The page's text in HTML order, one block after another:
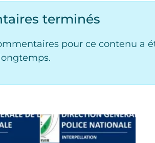
terminés
pour ce contenu a